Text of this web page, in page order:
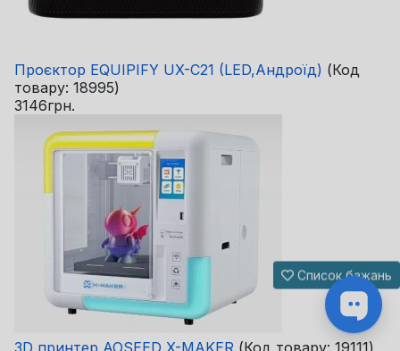
Проєктор EQUIPIFY UX-C21 (LED,Андроїд) (Код
товару: 18995)
3146грн.
3D принтер AOSEED X-MAKER (Код товару: 19111)
Список бажань